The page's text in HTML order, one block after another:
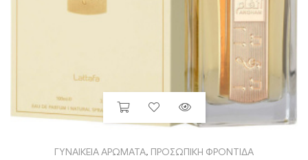
ΓΥΝΑΙΚΕΙΑ ΑΡΩΜΑΤΑ, ΠΡΟΣΩΠΙΚΗ ΦΡΟΝΤΙΔΑ